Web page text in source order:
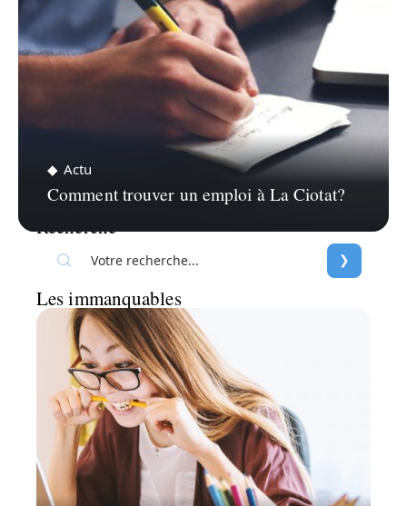
Actu
Comment trouver un emploi à La Ciotat?
Recherche
Les immanquables